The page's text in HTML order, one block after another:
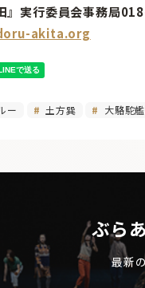
』実行委員会事務局
akita.org
ー 土方巽 大駱駝艦
ぶら
最新